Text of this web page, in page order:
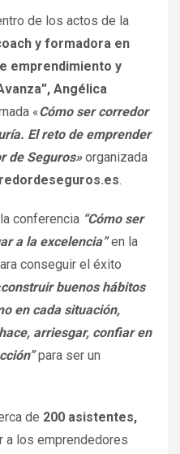
de los actos de la
y formadora en
emprendimiento y
Angélica
«Cómo ser corredor
El reto de emprender
de Seguros» organizada
.
conferencia “Cómo ser
a la excelencia” en la
conseguir el éxito
buenos hábitos
en cada situación,
arriesgar, confiar en
para ser un
de 200 asistentes,
a los emprendedores